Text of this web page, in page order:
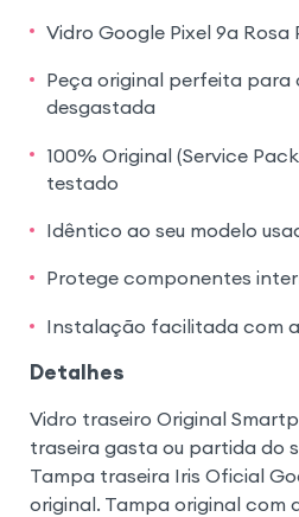
Vidro Google Pixel 9a Rosa
Peça original perfeita
desgastada
100% Original (Service
testado
Idêntico ao seu modelo
Protege componentes
Instalação facilitada com
Detalhes
Vidro traseiro Original
traseira gasta ou partida do
Tampa traseira Iris Oficial
original. Tampa original com